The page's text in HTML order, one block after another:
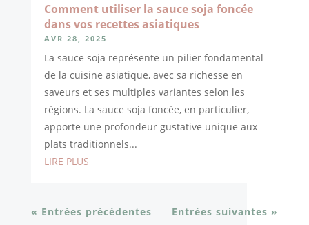
Comment utiliser la sauce soja foncée
dans vos recettes asiatiques
AVR 28, 2025
La sauce soja représente un pilier fondamental
de la cuisine asiatique, avec sa richesse en
saveurs et ses multiples variantes selon les
régions. La sauce soja foncée, en particulier,
apporte une profondeur gustative unique aux
plats traditionnels...
LIRE PLUS
« Entrées précédentes Entrées suivantes »